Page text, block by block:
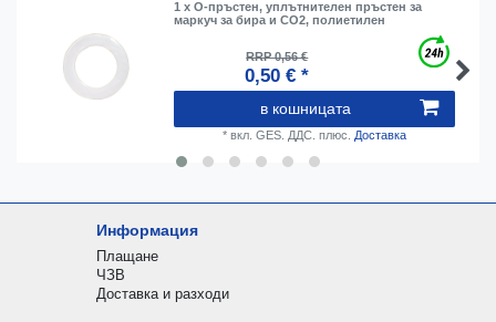
1 x О-пръстен, уплътнителен пръстен за
маркуч за бира и CO2, полиетилен
RRP 0,56 €
0,50 € *
в кошницата
* вкл. GES. ДДС. плюс. Доставка
Информация
Плащане
ЧЗВ
Доставка и разходи